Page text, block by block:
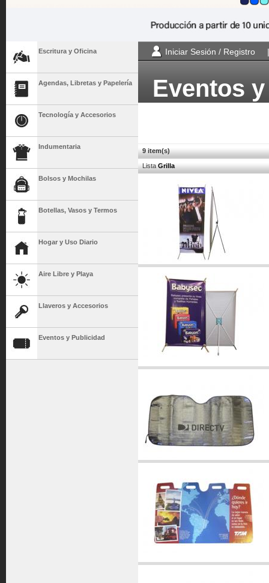
Escritura y Oficina
Agendas, Libretas y Papelería
Tecnología y Accesorios
Indumentaria
Bolsos y Mochilas
Botellas, Vasos y Termos
Hogar y Uso Diario
Aire Libre y Playa
Llaveros y Accesorios
Eventos y Publicidad
Iniciar Sesión / Registro |
Eventos
9 item(s)
Lista Grilla